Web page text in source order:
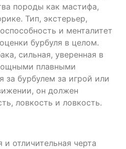
породы как мастифа,
Тип, экстерьер,
и менталитет
бурбуля в целом.
сильная, уверенная в
плавными
бурбулем за игрой или
он должен
ловкость и ловкость.
отличительная черта